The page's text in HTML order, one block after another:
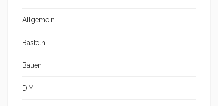
Allgemein
Basteln
Bauen
DIY